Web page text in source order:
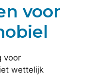
voor
voor
wettelijk